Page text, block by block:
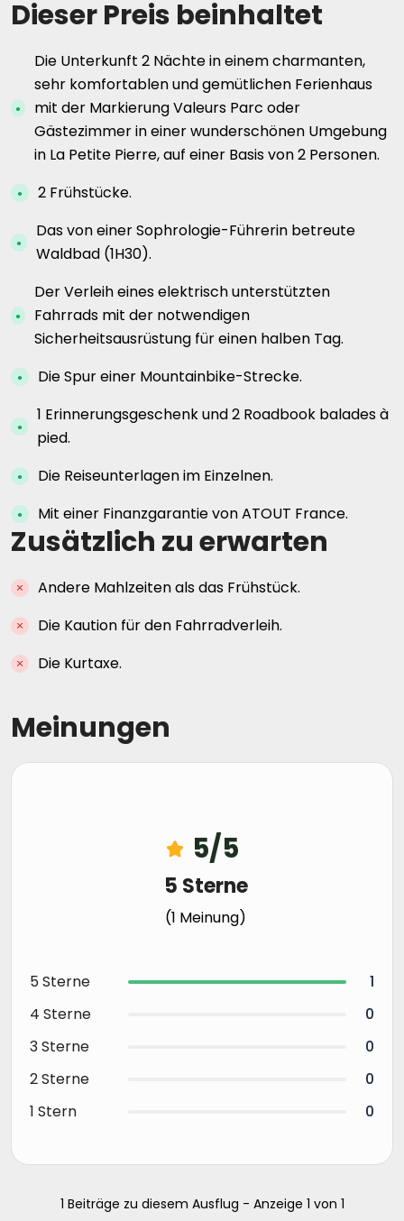
Dieser Preis beinhaltet
Die Unterkunft 2 Nächte in einem charmanten,
sehr komfortablen und gemütlichen Ferienhaus
mit der Markierung Valeurs Parc oder
Gästezimmer in einer wunderschönen Umgebung
in La Petite Pierre, auf einer Basis von 2 Personen.
2 Frühstücke.
Das von einer Sophrologie-Führerin betreute
Waldbad (1H30).
Der Verleih eines elektrisch unterstützten
Fahrrads mit der notwendigen
Sicherheitsausrüstung für einen halben Tag.
Die Spur einer Mountainbike-Strecke.
1 Erinnerungsgeschenk und 2 Roadbook balades à
pied.
Die Reiseunterlagen im Einzelnen.
Mit einer Finanzgarantie von ATOUT France.
Zusätzlich zu erwarten
Andere Mahlzeiten als das Frühstück.
Die Kaution für den Fahrradverleih.
Die Kurtaxe.
Meinungen
5/5
5 Sterne
(1 Meinung)
5 Sterne
1
4 Sterne
0
3 Sterne
0
2 Sterne
0
1 Stern
0
1 Beiträge zu diesem Ausflug - Anzeige 1 von 1